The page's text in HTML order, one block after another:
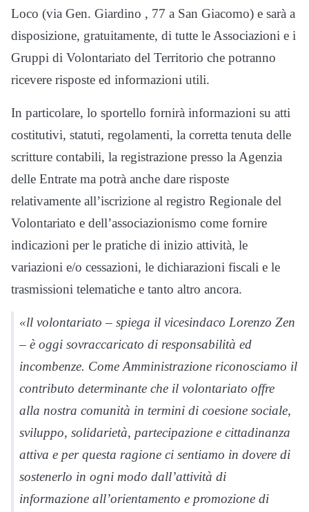
Loco (via Gen. Giardino , 77 a San Giacomo) e sarà a
disposizione, gratuitamente, di tutte le Associazioni e i
Gruppi di Volontariato del Territorio che potranno
ricevere risposte ed informazioni utili.
In particolare, lo sportello fornirà informazioni su atti
costitutivi, statuti, regolamenti, la corretta tenuta delle
scritture contabili, la registrazione presso la Agenzia
delle Entrate ma potrà anche dare risposte
relativamente all’iscrizione al registro Regionale del
Volontariato e dell’associazionismo come fornire
indicazioni per le pratiche di inizio attività, le
variazioni e/o cessazioni, le dichiarazioni fiscali e le
trasmissioni telematiche e tanto altro ancora.
«ll volontariato – spiega il vicesindaco Lorenzo Zen
– è oggi sovraccaricato di responsabilità ed
incombenze. Come Amministrazione riconosciamo il
contributo determinante che il volontariato offre
alla nostra comunità in termini di coesione sociale,
sviluppo, solidarietà, partecipazione e cittadinanza
attiva e per questa ragione ci sentiamo in dovere di
sostenerlo in ogni modo dall’attività di
informazione all’orientamento e promozione di